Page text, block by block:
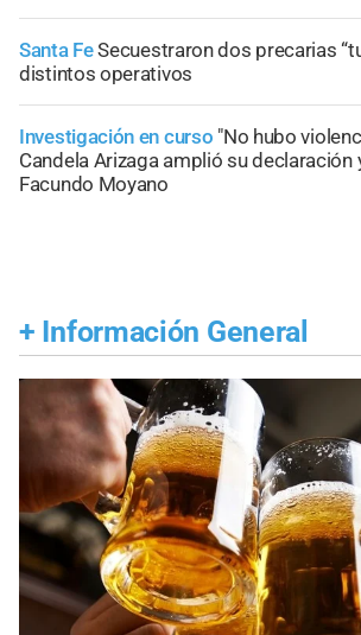
Santa FeSecuestraron dos precarias
distintos operativos
Investigación en curso "No hubo
Candela Arizaga amplió su declaración
Facundo Moyano
+ Información General